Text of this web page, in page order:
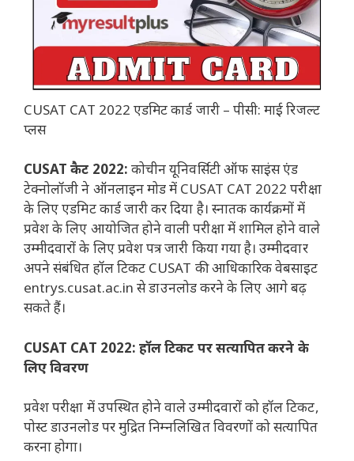
CUSAT CAT 2022 एडमिट कार्ड जारी – पीसी: माई रिजल्ट
प्लस
CUSAT कैट 2022:कोचीन यूनिवर्सिटी ऑफ साइंस एंड
टेक्नोलॉजी ने ऑनलाइन मोड में CUSAT CAT 2022 परीक्षा
के लिए एडमिट कार्ड जारी कर दिया है। स्नातक कार्यक्रमों में
प्रवेश के लिए आयोजित होने वाली परीक्षा में शामिल होने वाले
उम्मीदवारों के लिए प्रवेश पत्र जारी किया गया है। उम्मीदवार
अपने संबंधित हॉल टिकट CUSAT की आधिकारिक वेबसाइट
entrys.cusat.ac.in से डाउनलोड करने के लिए आगे बढ़
सकते हैं।
CUSAT CAT 2022: हॉल टिकट पर सत्यापित करने के
लिए विवरण
प्रवेश परीक्षा में उपस्थित होने वाले उम्मीदवारों को हॉल टिकट,
पोस्ट डाउनलोड पर मुद्रित निम्नलिखित विवरणों को सत्यापित
करना होगा।